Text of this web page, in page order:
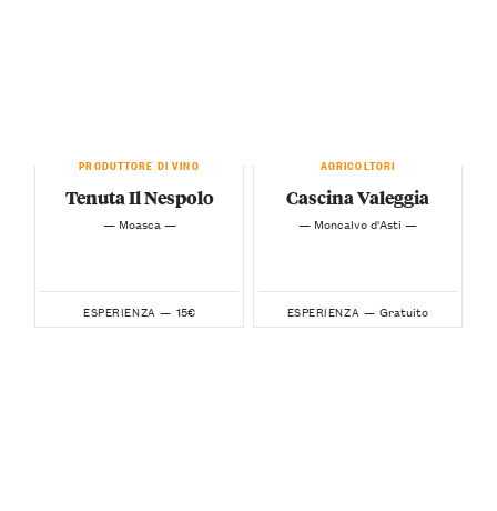
PRODUTTORE DI VINO
Tenuta Il Nespolo
— Moasca —
ESPERIENZA — 15€
AGRICOLTORI
Cascina Valeggia
— Moncalvo d'Asti —
ESPERIENZA — Gratuito